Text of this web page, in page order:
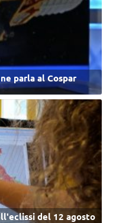
parla al Cospar
del 12 agosto